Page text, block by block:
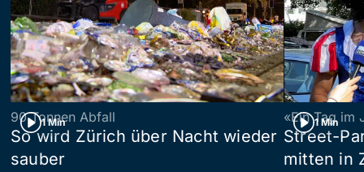
1 Min
90 Tonnen Abfall
So wird Zürich über Nacht wieder
sauber
1 Min
«Ein Tag im
Street-
mitten in